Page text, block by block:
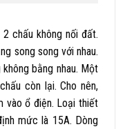
chấu không nối đất.
song song với nhau.
bằng nhau. Một
còn lại. Cho nên,
vào ổ điện. Loại thiết
mức là 15A. Dòng